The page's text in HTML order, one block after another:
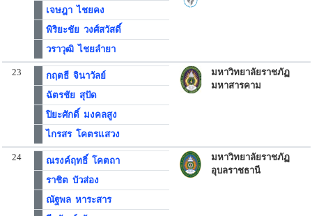
เจษฎา ไชยคง
พิริยะชัย วงศ์สวัสดิ์
วราวุฒิ ไชยลำยา
23
กฤตธี จินาวัลย์
ฉัตรชัย สุปัด
ปิยะศักดิ์ มงคลสูง
ไกรสร โคตรแสวง
มหาวิทยาลัยราชภัฏ
มหาสารคาม
24
ณรงค์ฤทธิ์ โคตถา
ราชิต บัวส่อง
ณัฐพล หาระสาร
มหาวิทยาลัยราชภัฏ
อุบลราชธานี